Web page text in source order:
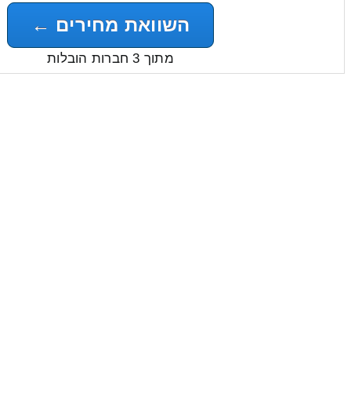
השוואת מחירים ←
מתוך 3 חברות הובלות